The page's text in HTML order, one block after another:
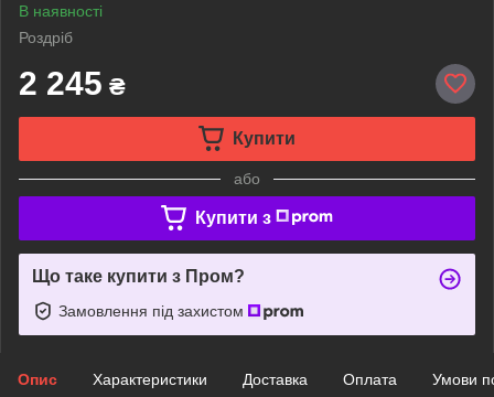
В наявності
Роздріб
2 245 ₴
Купити
або
Купити з
Що таке купити з Пром?
Замовлення під захистом
Опис Характеристики Доставка Оплата Умови